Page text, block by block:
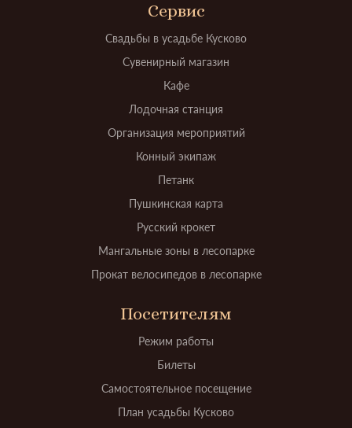
Сервис
Свадьбы в усадьбе Кусково
Сувенирный магазин
Кафе
Лодочная станция
Организация мероприятий
Конный экипаж
Петанк
Пушкинская карта
Русский крокет
Мангальные зоны в лесопарке
Прокат велосипедов в лесопарке
Посетителям
Режим работы
Билеты
Самостоятельное посещение
План усадьбы Кусково